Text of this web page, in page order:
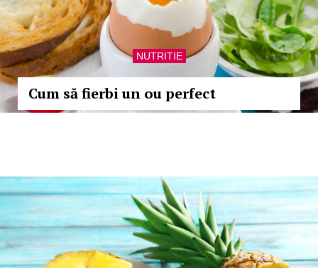
NUTRITIE
Cum să fierbi un ou perfect